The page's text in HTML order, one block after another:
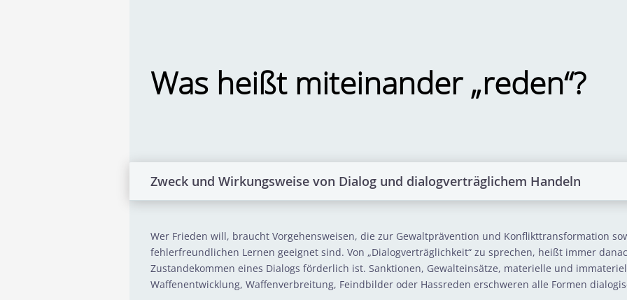
Was heißt miteinander „reden“?
Zweck und Wirkungsweise von Dialog und dialogverträglichem Handeln
Wer Frieden will, braucht Vorgehensweisen, die zur Gewaltprävention und Konflikttransformation
fehlerfreundlichen Lernen geeignet sind. Von „Dialogverträglichkeit“ zu sprechen, heißt immer
Zustandekommen eines Dialogs förderlich ist. Sanktionen, Gewalteinsätze, materielle und
Waffenentwicklung, Waffenverbreitung, Feindbilder oder Hassreden erschweren alle Formen